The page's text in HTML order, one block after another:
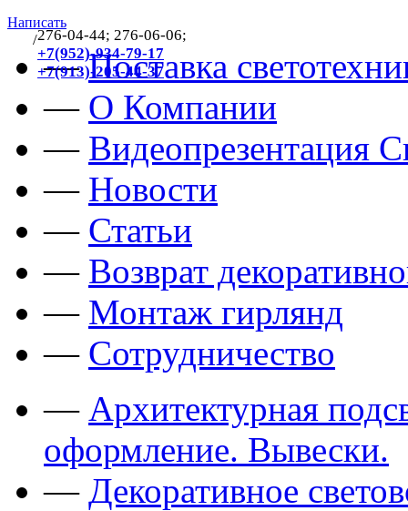
Написать
/276-04-44; 276-06-06;
+7(952)-934-79-17
+7(913)-205-44-37
—Поставка
— О Компании
— Видеопрезентация
— Новости
— Статьи
— Возврат
— Монтаж гирлянд
— Сотрудничество
— Архитектурная
оформление. Вывески.
— Декоративное